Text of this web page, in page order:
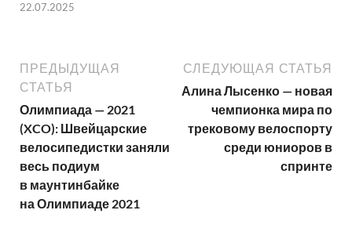
22.07.2025
ПРЕДЫДУЩАЯ
СТАТЬЯ
Олимпиада — 2021
(XCO): Швейцарские
велосипедистки заняли
весь подиум
в маунтинбайке
на Олимпиаде 2021
СЛЕДУЮЩАЯ СТАТЬЯ
Алина Лысенко — новая
чемпионка мира по
трековому велоспорту
среди юниоров в
спринте